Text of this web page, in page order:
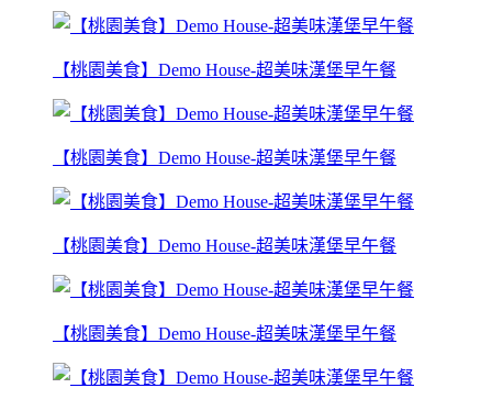
【桃園美食】Demo House-超美味漢堡早午餐
【桃園美食】Demo House-超美味漢堡早午餐
【桃園美食】Demo House-超美味漢堡早午餐
【桃園美食】Demo House-超美味漢堡早午餐